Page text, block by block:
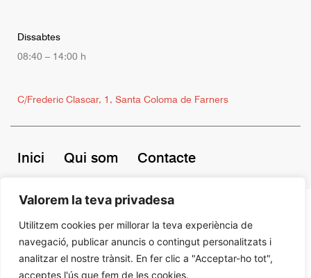
Valorem la teva privadesa
Utilitzem cookies per millorar la teva experiència de
navegació, publicar anuncis o contingut personalitzats i
analitzar el nostre trànsit. En fer clic a "Acceptar-ho tot",
acceptes l'ús que fem de les cookies.
Dissabtes
08:40 – 14:00 h
C/Frederic Clascar, 1, Santa Coloma de Farners
Inici Qui som Contacte
©2026 Carnisseria Joan Vendrell by Tekla| Tots els drets reservats